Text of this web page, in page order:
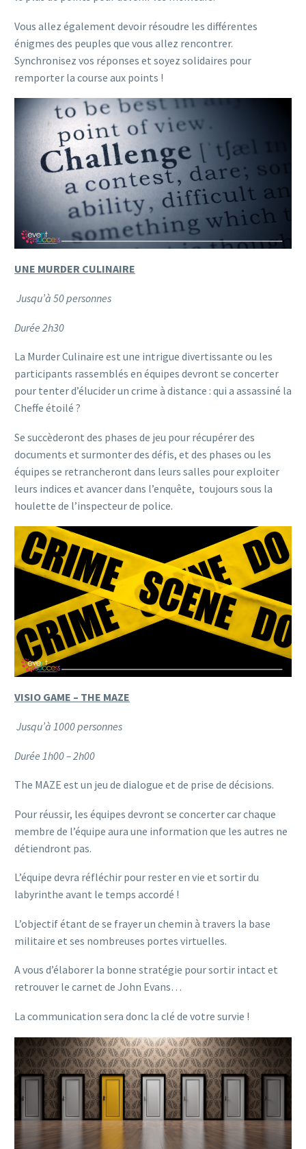
Vous allez également devoir résoudre les différentes
énigmes des peuples que vous allez rencontrer.
Synchronisez vos réponses et soyez solidaires pour
remporter la course aux points !
UNE MURDER CULINAIRE
Jusqu’à 50 personnes
Durée 2h30
La Murder Culinaire est une intrigue divertissante ou les
participants rassemblés en équipes devront se concerter
pour tenter d’élucider un crime à distance : qui a assassiné la
Cheffe étoilé ?
Se succèderont des phases de jeu pour récupérer des
documents et surmonter des défis, et des phases ou les
équipes se retrancheront dans leurs salles pour exploiter
leurs indices et avancer dans l’enquête, toujours sous la
houlette de l’inspecteur de police.
VISIO GAME – THE MAZE
Jusqu’à 1000 personnes
Durée 1h00 – 2h00
The MAZE est un jeu de dialogue et de prise de décisions.
Pour réussir, les équipes devront se concerter car chaque
membre de l’équipe aura une information que les autres ne
détiendront pas.
L’équipe devra réfléchir pour rester en vie et sortir du
labyrinthe avant le temps accordé !
L’objectif étant de se frayer un chemin à travers la base
militaire et ses nombreuses portes virtuelles.
A vous d’élaborer la bonne stratégie pour sortir intact et
retrouver le carnet de John Evans…
La communication sera donc la clé de votre survie !